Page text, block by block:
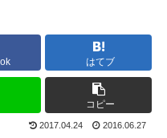
はてブ
コピー
2017.04.24 2016.06.27